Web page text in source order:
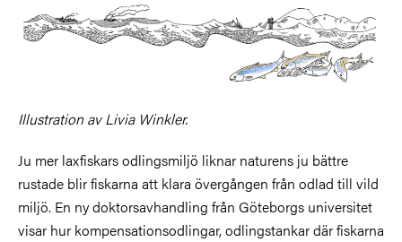
Illustration av Livia Winkler.
Ju mer laxfiskars odlingsmiljö liknar naturens ju bättre
rustade blir fiskarna att klara övergången från odlad till vild
miljö. En ny doktorsavhandling från Göteborgs universitet
visar hur kompensationsodlingar, odlingstankar där fiskarna